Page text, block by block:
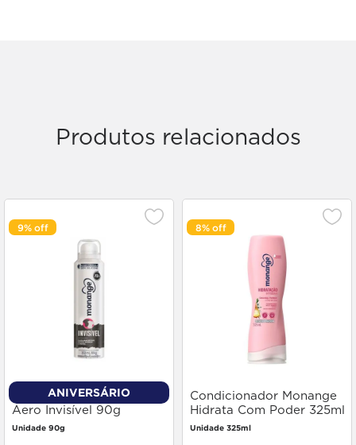
Produtos relacionados
9%
ANIVERSÁRIO
Desodorante Monange
Aero Invisível 90g
Unidade 90g
8%
Condicionador Monange
Hidrata Com Poder 325ml
Unidade 325ml